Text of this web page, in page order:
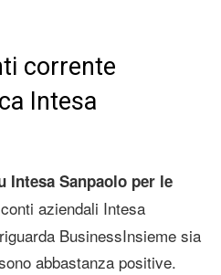
corrente
Intesa
Intesa Sanpaolo per le
aziendali Intesa
BusinessInsieme sia
abbastanza positive.